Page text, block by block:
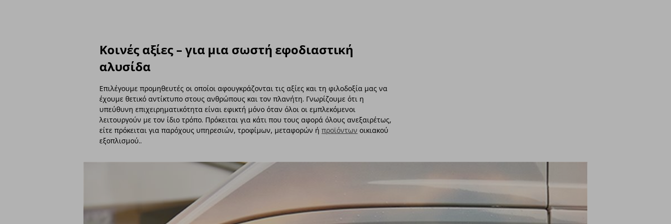
Κοινές αξίες – για μια σωστή εφοδιαστική
αλυσίδα
Επιλέγουμε προμηθευτές οι οποίοι αφουγκράζονται τις αξίες και τη φιλοδοξία μας να
έχουμε θετικό αντίκτυπο στους ανθρώπους και τον πλανήτη. Γνωρίζουμε ότι η
υπεύθυνη επιχειρηματικότητα είναι εφικτή μόνο όταν όλοι οι εμπλεκόμενοι
λειτουργούν με τον ίδιο τρόπο. Πρόκειται για κάτι που τους αφορά όλους ανεξαιρέτως,
είτε πρόκειται για παρόχους υπηρεσιών, τροφίμων, μεταφορών ήπροϊόντων οικιακού
εξοπλισμού..